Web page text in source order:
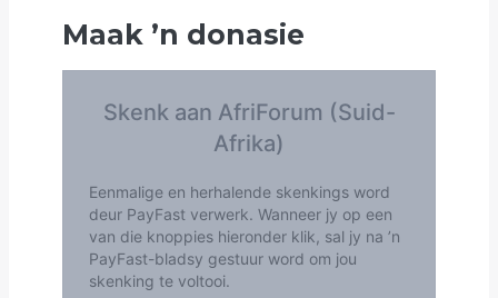
Maak ’n donasie